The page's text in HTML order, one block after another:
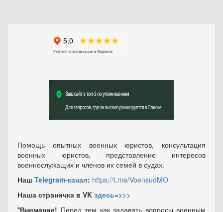
Помощь опытных военных юристов, консультация
военных юристов, представление интересов
военнослужащих и членов их семей в судах.
Наш Telegram-канал: https://t.me/VoensudMO
Наша страничка в VK здесь=>>>
*Внимание! Перед тем как задавать вопросы военным